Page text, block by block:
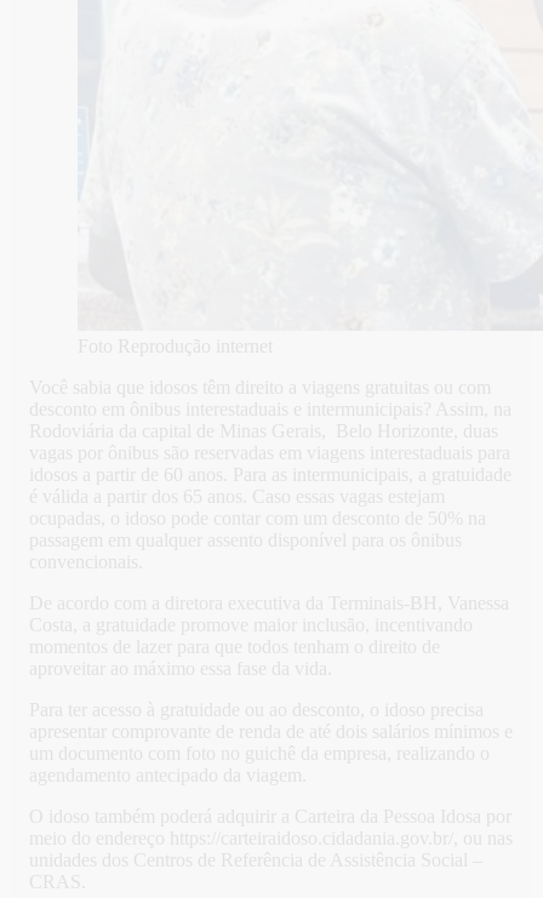
Foto Reprodução internet
Você sabia que idosos têm direito a viagens gratuitas ou com
desconto em ônibus interestaduais e intermunicipais? Assim, na
Rodoviária da capital de Minas Gerais, Belo Horizonte, duas
vagas por ônibus são reservadas em viagens interestaduais para
idosos a partir de 60 anos. Para as intermunicipais, a gratuidade
é válida a partir dos 65 anos. Caso essas vagas estejam
ocupadas, o idoso pode contar com um desconto de 50% na
passagem em qualquer assento disponível para os ônibus
convencionais.
De acordo com a diretora executiva da Terminais-BH, Vanessa
Costa, a gratuidade promove maior inclusão, incentivando
momentos de lazer para que todos tenham o direito de
aproveitar ao máximo essa fase da vida.
Para ter acesso à gratuidade ou ao desconto, o idoso precisa
apresentar comprovante de renda de até dois salários mínimos e
um documento com foto no guichê da empresa, realizando o
agendamento antecipado da viagem.
O idoso também poderá adquirir a Carteira da Pessoa Idosa por
meio do endereço https://carteiraidoso.cidadania.gov.br/, ou nas
unidades dos Centros de Referência de Assistência Social –
CRAS.